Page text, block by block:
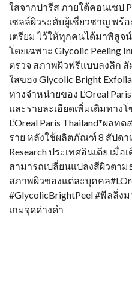
ใสจากปารีส ภายใต้คอนเซป
เซลล์ผิวระดับผู้เชี่ยวชาญ พ
เตรียม ไว้ให้ทุกคนได้มาพิสู
โดยเฉพาะ Glycolic Peeling
ตรวจ สภาพผิวฟรีแบบลงลึก
ใสของ Glycolic Bright
ทางจำหน่ายของ L’Oreal
และรายละเอียดเพิ่มเติมทาง
L’Oreal Paris Thailand*ผล
ราย หลังใช้ผลิตภัณฑ์ 8 สัปดา
Research ประเทศอินเดีย เ
สามารถเปลี่ยนแปลงสีผิวตา
สภาพผิวของแต่ละบุคคล
#GlycolicBrightPeel #พีลลิ่ง
เกมจุดด่างดำ